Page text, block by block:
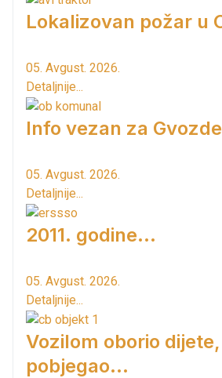
Lokalizovan požar u
05. Avgust. 2026.
Detaljnije...
Info vezan za
05. Avgust. 2026.
Detaljnije...
2011. godine...
05. Avgust. 2026.
Detaljnije...
Vozilom oborio
pobjegao...